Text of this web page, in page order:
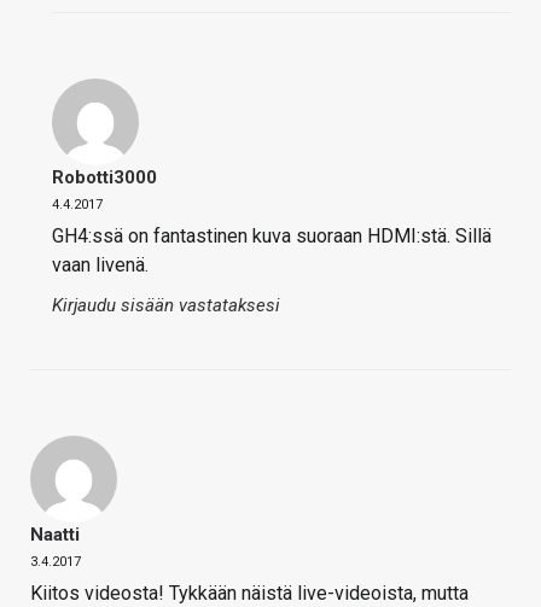
Robotti3000
4.4.2017
GH4:ssä on fantastinen kuva suoraan HDMI:stä. Sillä
vaan livenä.
Kirjaudu sisään vastataksesi
Naatti
3.4.2017
Kiitos videosta! Tykkään näistä live-videoista, mutta